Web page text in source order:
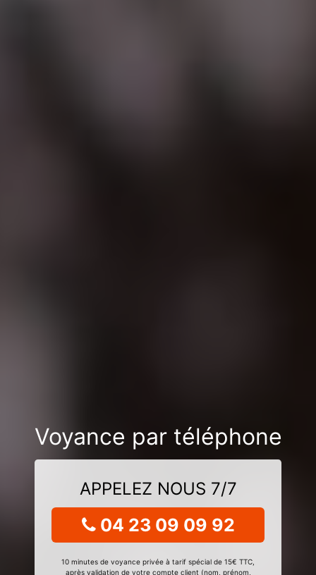
Voyance par téléphone
APPELEZ NOUS 7/7
04 23 09 09 92
10 minutes de voyance privée à tarif spécial de 15€ TTC,
après validation de votre compte client (nom, prénom,